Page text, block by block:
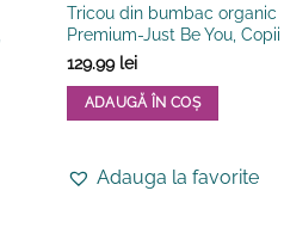
Tricou din bumbac organic
Premium-Just Be You, Copii
129.99 lei
ADAUGĂ ÎN COȘ
are Adauga la favorite